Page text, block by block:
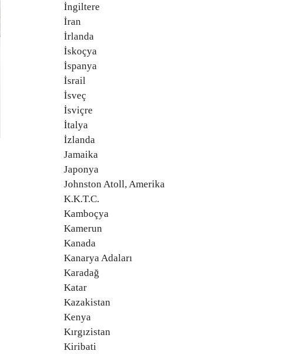
İngiltere
İran
İrlanda
İskoçya
İspanya
İsrail
İsveç
İsviçre
İtalya
İzlanda
Jamaika
Japonya
Johnston Atoll, Amerika
K.K.T.C.
Kamboçya
Kamerun
Kanada
Kanarya Adaları
Karadağ
Katar
Kazakistan
Kenya
Kırgızistan
Kiribati